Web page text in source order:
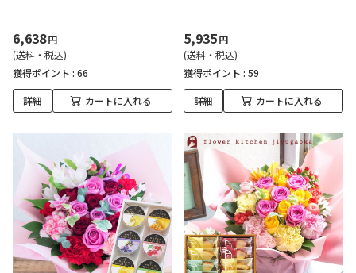
6,638円
(送料・税込)
獲得ポイント : 66
詳細 カートに入れる
5,935円
(送料・税込)
獲得ポイント : 59
詳細 カートに入れる